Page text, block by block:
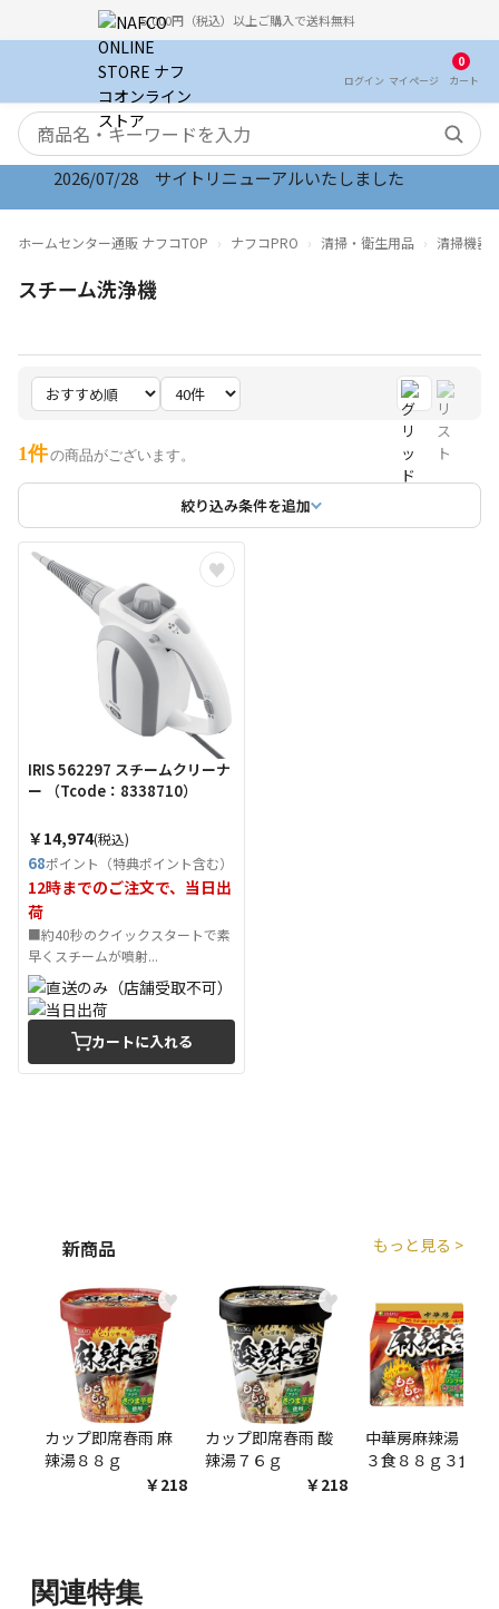
5,000円（税込）以上ご購入で送料無料
ログイン マイ ページ
0
カート
検索キーワード
2026/07/28 サイトリニューアルいたしました
ホームセンター通販 ナフコTOP ナフコPRO 清掃・衛生用品 清掃機器
スチーム洗浄機
1件の商品がございます。
絞り込み条件を追加
IRIS 562297 スチームクリーナ
ー （Tcode：8338710）
￥14,974(税込)
68ポイント（特典ポイント含む）
12時までのご注文で、当日出
荷
■約40秒のクイックスタートで素
早くスチームが噴射...
カートに入れる
新商品 もっと見る >
♥
カップ即席春雨 麻
辣湯８８ｇ
￥218
♥
カップ即席春雨 酸
辣湯７６ｇ
￥218
中華房麻辣湯 袋麺
３食８８ｇ３食
関連特集